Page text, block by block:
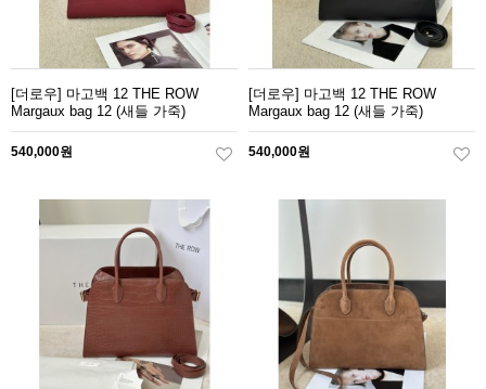
[더로우] 마고백 12 THE ROW
Margaux bag 12 (새들 가죽)
540,000원
[더로우] 마고백 12 THE ROW
Margaux bag 12 (새들 가죽)
540,000원